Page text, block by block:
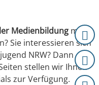
Medienbildung mit
Sie interessieren sich
NRW? Dann
stellen wir Ihnen
zur Verfügung.